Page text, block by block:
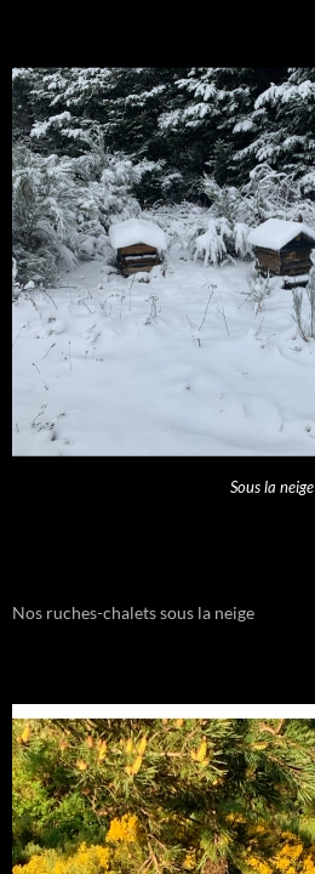
Sous la neige
Nos ruches-chalets sous la neige